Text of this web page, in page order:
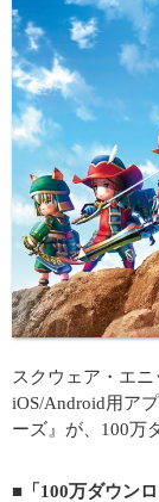
スクウェア・エ
iOS/Android用ア
ーズ』が、100万
■「100万ダウン